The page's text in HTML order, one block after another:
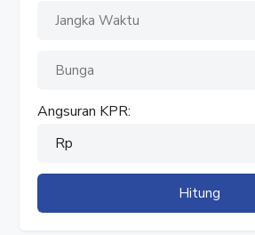
24 November 2025
✓ WhatsApp : 08777 553 0989
✓ Instagram : @rumahproperti1
✓ YouTube : Rumah Properti
#RumahProperti
Angsuran KPR:
Rp
Hitung